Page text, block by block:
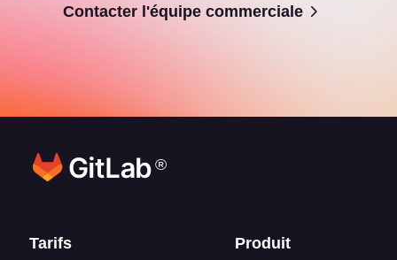
Contacter l'équipe commerciale
®
Liens en bas de page
Tarifs Produit